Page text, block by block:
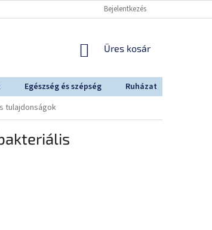
Bejelentkezés
KOSÁR
Üres kosár
Egészség és szépség Ruházat
tulajdonságok